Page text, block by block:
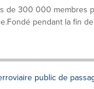
de 300 000 membres
pendant la fin
public de